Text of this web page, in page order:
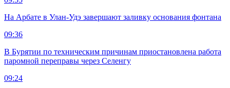
На Арбате в Улан-Удэ завершают заливку основания фонтана
09:36
В Бурятии по техническим причинам приостановлена работа
паромной переправы через Селенгу
09:24